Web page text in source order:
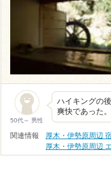
50代～ 男性
ハイキングの
爽快であった
関連情報 厚木・伊勢原周辺
厚木・伊勢原周辺